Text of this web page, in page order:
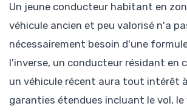
Un jeune conducteur habitant en
véhicule ancien et peu valorisé n'a
nécessairement besoin d'une
l'inverse, un conducteur résidant en
un véhicule récent aura tout intérêt
garanties étendues incluant le vol,